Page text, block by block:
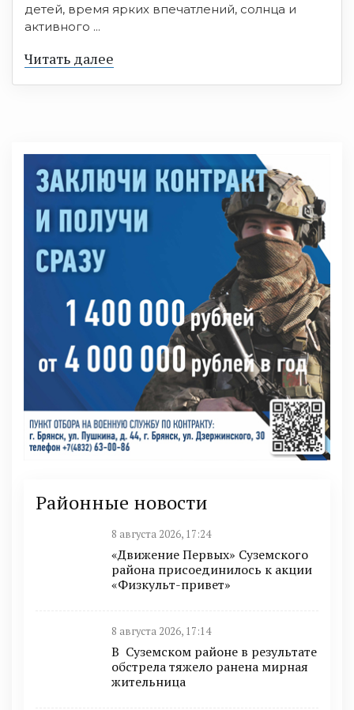
детей, время ярких впечатлений, солнца и
активного ...
Читать далее
Районные новости
8 августа 2026, 17:24
«Движение Первых» Суземского
района присоединилось к акции
«Физкульт-привет»
8 августа 2026, 17:14
В Суземском районе в результате
обстрела тяжело ранена мирная
жительница